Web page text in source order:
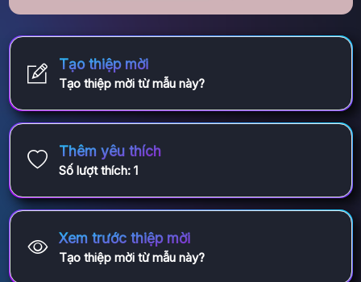
Tạo thiệp mời
Tạo thiệp mời từ mẫu này?
Thêm yêu thích
Số lượt thích: 1
Xem trước thiệp mời
Tạo thiệp mời từ mẫu này?